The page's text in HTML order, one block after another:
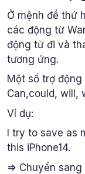
Ở mệnh đề thứ
các động từ
động từ đi và
tương ứng.
Một số trợ
Can,could, will,
Ví dụ:
I try to save as
this iPhone14.
=> Chuyển